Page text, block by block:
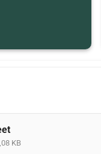
KB